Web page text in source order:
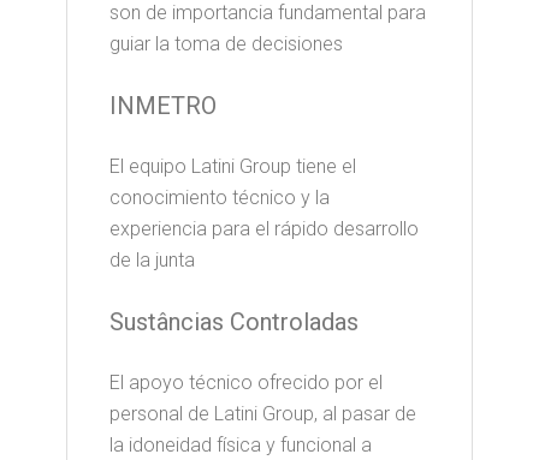
son de importancia fundamental para
guiar la toma de decisiones
INMETRO
El equipo Latini Group tiene el
conocimiento técnico y la
experiencia para el rápido desarrollo
de la junta
Sustâncias Controladas
El apoyo técnico ofrecido por el
personal de Latini Group, al pasar de
la idoneidad física y funcional a